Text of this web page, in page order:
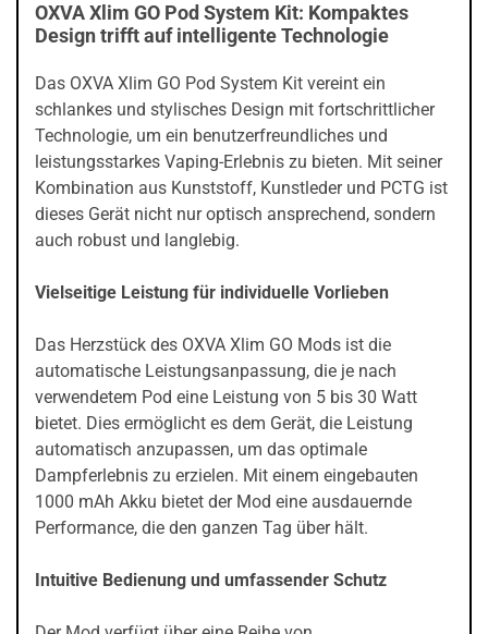
OXVA Xlim GO Pod System Kit: Kompaktes
Design trifft auf intelligente Technologie
Das OXVA Xlim GO Pod System Kit vereint ein
schlankes und stylisches Design mit fortschrittlicher
Technologie, um ein benutzerfreundliches und
leistungsstarkes Vaping-Erlebnis zu bieten. Mit seiner
Kombination aus Kunststoff, Kunstleder und PCTG ist
dieses Gerät nicht nur optisch ansprechend, sondern
auch robust und langlebig.
Vielseitige Leistung für individuelle Vorlieben
Das Herzstück des OXVA Xlim GO Mods ist die
automatische Leistungsanpassung, die je nach
verwendetem Pod eine Leistung von 5 bis 30 Watt
bietet. Dies ermöglicht es dem Gerät, die Leistung
automatisch anzupassen, um das optimale
Dampferlebnis zu erzielen. Mit einem eingebauten
1000 mAh Akku bietet der Mod eine ausdauernde
Performance, die den ganzen Tag über hält.
Intuitive Bedienung und umfassender Schutz